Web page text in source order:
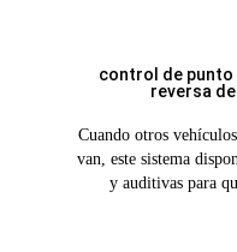
control de punto
reversa
Cuando otros
van, este sistema
y auditivas para